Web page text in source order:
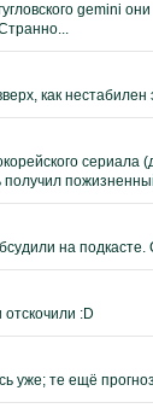
gemini
как нестабилен
сериала
на
отскочили :D
уже; те ещё